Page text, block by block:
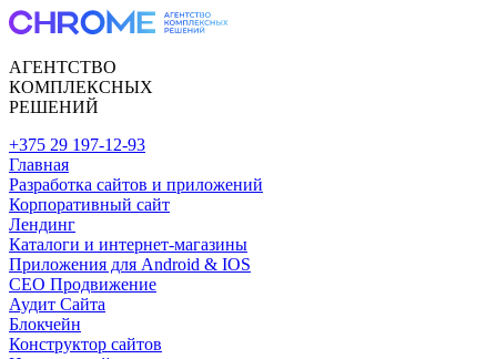
АГЕНТСТВО
КОМПЛЕКСНЫХ
РЕШЕНИЙ
+375 29 197-12-93
Главная
Разработка сайтов и приложений
Корпоративный сайт
Лендинг
Каталоги и интернет-магазины
Приложения для Android & IOS
CEO Продвижение
Аудит Сайта
Блокчейн
Конструктор сайтов